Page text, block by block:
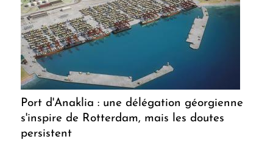
Port d'Anaklia : une délégation géorgienne
s'inspire de Rotterdam, mais les doutes
persistent